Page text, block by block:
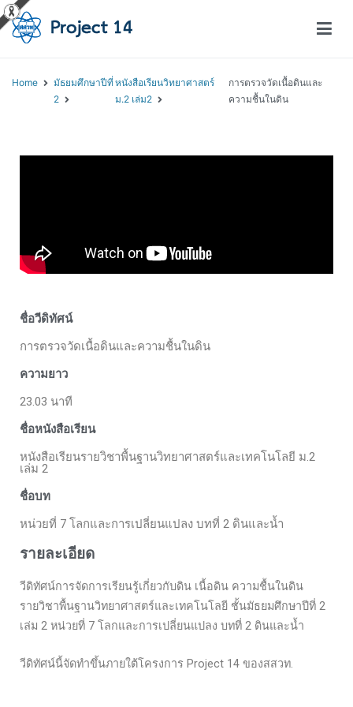
Home
มัธยมศึกษาปีที่
2
หนังสือเรียนวิทยาศาสตร์
ม.2 เล่ม2
การตรวจวัดเนื้อดินและ
ความชื้นในดิน
ชื่อวีดิทัศน์
การตรวจวัดเนื้อดินและความชื้นในดิน
ความยาว
23.03 นาที
ชื่อหนังสือเรียน
หนังสือเรียนรายวิชาพื้นฐานวิทยาศาสตร์และเทคโนโลยี ม.2
เล่ม 2
ชื่อบท
หน่วยที่ 7 โลกและการเปลี่ยนแปลง บทที่ 2 ดินและน้ำ
รายละเอียด
วีดิทัศน์การจัดการเรียนรู้เกี่ยวกับดิน เนื้อดิน ความชื้นในดิน
รายวิชาพื้นฐานวิทยาศาสตร์และเทคโนโลยี ชั้นมัธยมศึกษาปีที่ 2
เล่ม 2 หน่วยที่ 7 โลกและการเปลี่ยนแปลง บทที่ 2 ดินและน้ำ
วีดิทัศน์นี้จัดทำขึ้นภายใต้โครงการ Project 14 ของสสวท.